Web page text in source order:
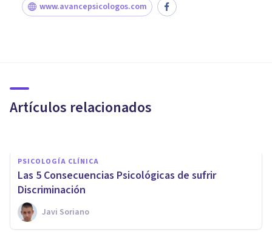
www.avancepsicologos.com
Artículos relacionados
impacta en nuestra salud
PSICOLOGÍA CLÍNICA
Las 5 Consecuencias Psicológicas de sufrir
Discriminación
Javi Soriano